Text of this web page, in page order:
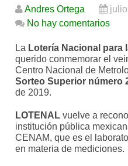
Andres Ortega
No hay comentarios
La Lotería Nacional para
querido conmemorar el
Centro Nacional de
Sorteo Superior número
de 2019.
LOTENALvuelve a
institución pública
CENAM, que es el
en materia de mediciones.